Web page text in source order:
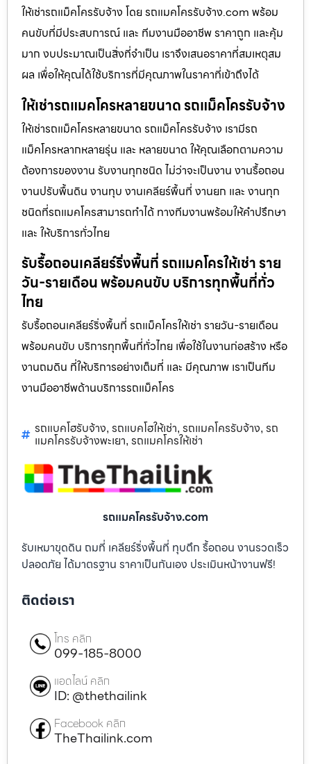
ให้เช่ารถแม็คโครรับจ้าง โดย รถแมคโครรับจ้าง.com พร้อม
คนขับที่มีประสบการณ์ และ ทีมงานมืออาชีพ ราคาถูก และคุ้ม
มาก งบประมาณเป็นสิ่งที่จำเป็น เราจึงเสนอราคาที่สมเหตุสม
ผล เพื่อให้คุณได้ใช้บริการที่มีคุณภาพในราคาที่เข้าถึงได้
ให้เช่ารถแมคโครหลายขนาด รถแม็คโครรับจ้าง
ให้เช่ารถแม็คโครหลายขนาด รถแม็คโครรับจ้าง เรามีรถ
แม็คโครหลากหลายรุ่น และ หลายขนาด ให้คุณเลือกตามความ
ต้องการของงาน รับงานทุกชนิด ไม่ว่าจะเป็นงาน งานรื้อถอน
งานปรับพื้นดิน งานทุบ งานเคลียร์พื้นที่ งานยก และ งานทุก
ชนิดที่รถแมคโครสามารถทำได้ ทางทีมงานพร้อมให้คำปรึกษา
และ ให้บริการทั่วไทย
รับรื้อถอนเคลียร์ริ่งพื้นที่ รถแมคโครให้เช่า ราย
วัน-รายเดือน พร้อมคนขับ บริการทุกพื้นที่ทั่ว
ไทย
รับรื้อถอนเคลียร์ริ่งพื้นที่ รถแม็คโครให้เช่า รายวัน-รายเดือน
พร้อมคนขับ บริการทุกพื้นที่ทั่วไทย เพื่อใช้ในงานก่อสร้าง หรือ
งานถมดิน ที่ให้บริการอย่างเต็มที่ และ มีคุณภาพ เราเป็นทีม
งานมืออาชีพด้านบริการรถแม็คโคร
รถแบคโฮรับจ้าง, รถแบคโฮให้เช่า, รถแมคโครรับจ้าง, รถ
แมคโครรับจ้างพะเยา, รถแมคโครให้เช่า
รถแมคโครรับจ้าง.com
รับเหมาขุดดิน ถมที่ เคลียร์ริ่งพื้นที่ ทุบตึก รื้อถอน งานรวดเร็ว
ปลอดภัย ได้มาตรฐาน ราคาเป็นกันเอง ประเมินหน้างานฟรี!
ติดต่อเรา
โทร คลิก
099-185-8000
แอดไลน์ คลิก
ID: @thethailink
Facebook คลิก
TheThailink.com